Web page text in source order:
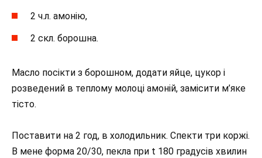
2 ч.л. амонію,
2 скл. борошна.
Масло посікти з борошном, додати яйце, цукор і
розведений в теплому молоці амоній, замісити м’яке
тісто.
Поставити на 2 год, в холодильник. Спекти три коржі.
В мене форма 20/30, пекла при t 180 градусів хвилин